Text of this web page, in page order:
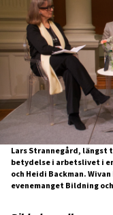
Lars Strannegård, längst
betydelse i arbetslivet i
och Heidi Backman.
evenemanget Bildning